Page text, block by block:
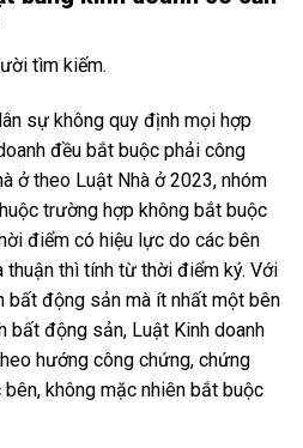
tìm kiếm.
sự không quy định mọi hợp
đều bắt buộc phải công
ở theo Luật Nhà ở 2023, nhóm
trường hợp không bắt buộc
điểm có hiệu lực do các bên
thuận thì tính từ thời điểm ký. Với
bất động sản mà ít nhất một bên
bất động sản, Luật Kinh doanh
hướng công chứng, chứng
không mặc nhiên bắt buộc